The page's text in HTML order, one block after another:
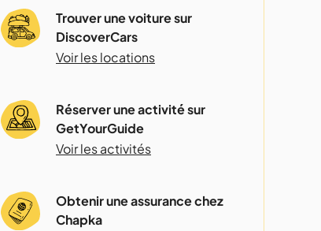
Trouver une voiture sur
DiscoverCars
Voir les locations
Réserver une activité sur
GetYourGuide
Voir les activités
Obtenir une assurance chez
Chapka